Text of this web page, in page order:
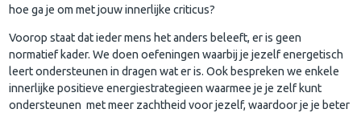
hoe ga je om met jouw innerlijke criticus?
Voorop staat dat ieder mens het anders beleeft, er is geen
normatief kader. We doen oefeningen waarbij je jezelf energetisch
leert ondersteunen in dragen wat er is. Ook bespreken we enkele
innerlijke positieve energiestrategieen waarmee je je zelf kunt
ondersteunen met meer zachtheid voor jezelf, waardoor je je beter